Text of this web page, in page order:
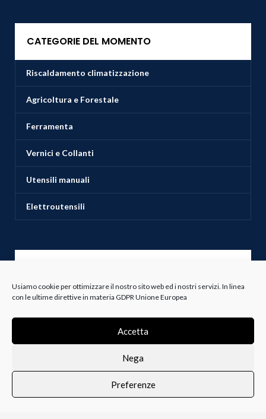
Usiamo cookie per ottimizzare il nostro sito web ed i nostri servizi. In linea
con le ultime direttive in materia GDPR Unione Europea
Accetta
Nega
Preferenze
CATEGORIE DEL MOMENTO
Riscaldamento climatizzazione
Agricoltura e Forestale
Ferramenta
Vernici e Collanti
Utensili manuali
Elettroutensili
Servizio Clienti